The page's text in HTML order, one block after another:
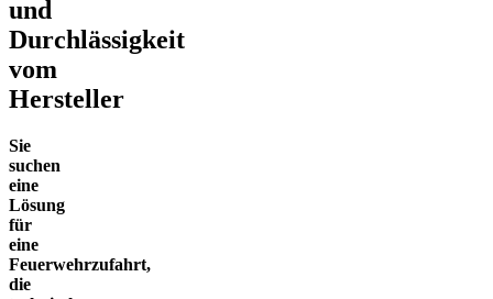
und
Durchlässigkeit
vom
Hersteller
Sie
suchen
eine
Lösung
für
eine
Feuerwehrzufahrt,
die